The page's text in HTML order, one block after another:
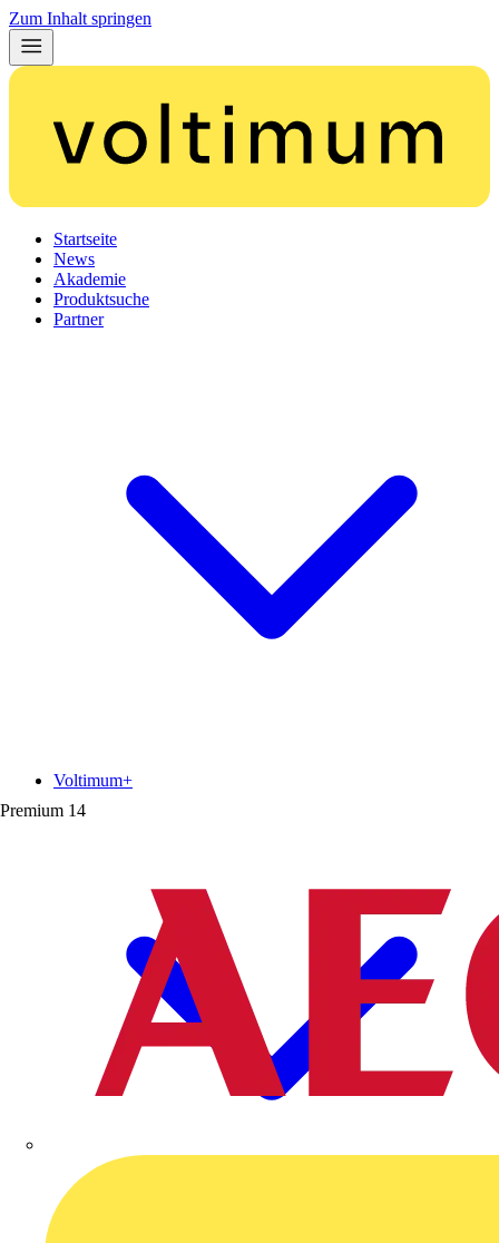
Zum Inhalt springen
Startseite
News
Akademie
Produktsuche
Partner
Premium 14
Voltimum+